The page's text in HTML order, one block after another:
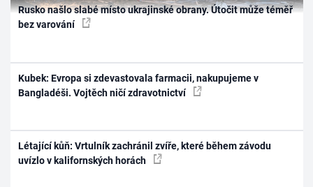
Rusko našlo slabé místo ukrajinské obrany. Útočit může téměř
bez varování
Kubek: Evropa si zdevastovala farmacii, nakupujeme v
Bangladéši. Vojtěch ničí zdravotnictví
Létající kůň: Vrtulník zachránil zvíře, které během závodu
uvízlo v kalifornských horách